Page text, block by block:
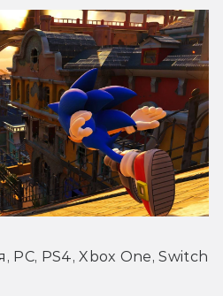
PC, PS4, Xbox One, Switch